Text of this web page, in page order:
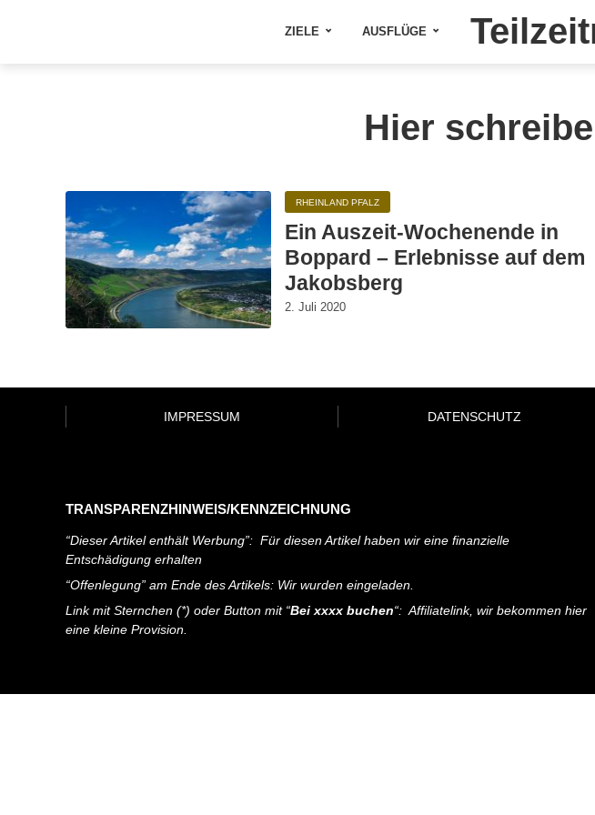
ZIELE AUSFLÜGE
Hier
RHEINLAND PFALZ
Ein Auszeit-Wochenende in
Boppard – Erlebnisse auf dem
Jakobsberg
2. Juli 2020
IMPRESSUM DATENSCHUTZ
TRANSPARENZHINWEIS/KENNZEICHNUNG
“Dieser Artikel enthält Werbung”: Für diesen Artikel haben wir eine finanzielle
Entschädigung erhalten
“Offenlegung” am Ende des Artikels: Wir wurden eingeladen.
Link mit Sternchen (*) oder Button mit “Bei xxxx buchen“: Affiliatelink, wir bekommen hier
eine kleine Provision.